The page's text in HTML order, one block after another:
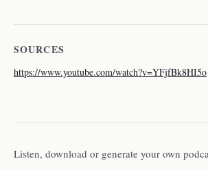
SOURCES
https://www.youtube.com/watch?v=YFjfBk8HI5o
Listen, download or generate your own